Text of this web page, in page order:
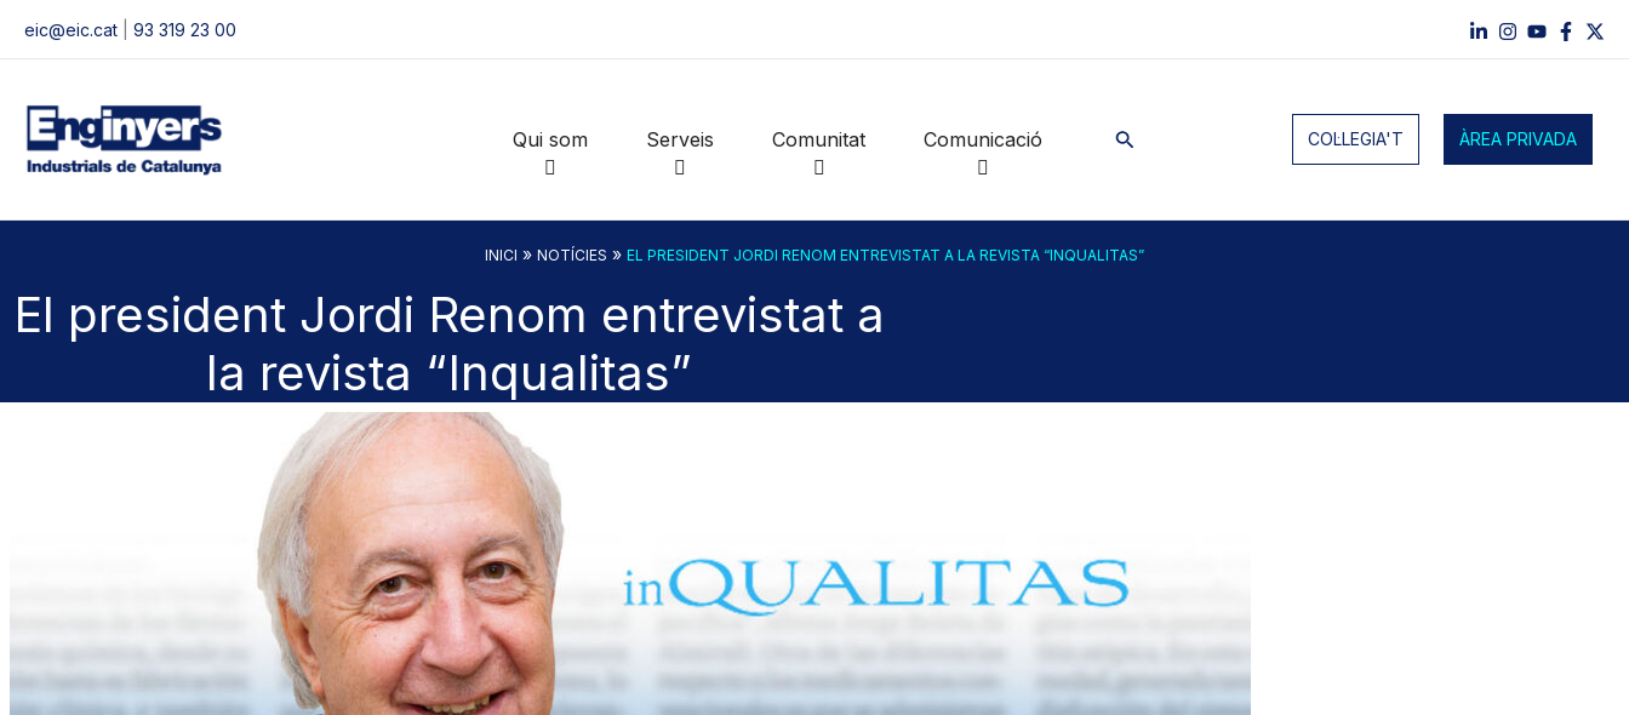
eic@eic.cat 93 319 23 00
Qui som Serveis Comunitat Comunicació Cerca COL·LEGIA'T ÀREA PRIVADA
INICI » NOTÍCIES » EL PRESIDENT JORDI RENOM ENTREVISTAT A LA REVISTA “INQUALITAS”
El president Jordi Renom entrevistat a
la revista “Inqualitas”